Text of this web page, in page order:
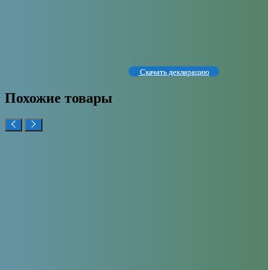
Скачать декларацию
Похожие товары